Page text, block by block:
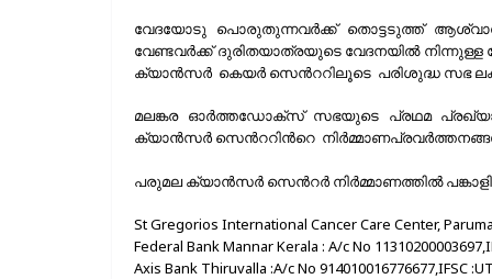
വേദയോടു പൊരുതുന്നവർക്ക് തൊട്ടടുത്ത്
വേണ്ടവർക്ക് ദുരിതയാത്രയുടെ വേദനയിൽ
ക്യാന്‍സര്‍ കെയർ സെന്‍ററിലൂടെ പരിശുദ്ധ സഭ
മലങ്കര ഓർത്തഡോക്സ്‌ സഭയുടെ പ്രഥമ
ക്യാൻസർ സെന്‍ററിന്‍റെ
പരുമല ക്യാൻസർ സെന്‍റര്‍ നിര്‍മ്മാണത്തില്‍
St Gregorios International Cancer Care Center,
Federal Bank Mannar Kerala : A/c No
Axis Bank Thiruvalla :A/c No 914010016776677,IFSC